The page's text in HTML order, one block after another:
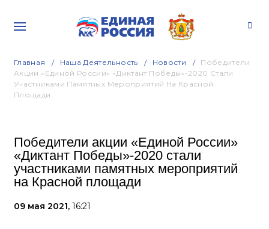
Главная Наша Деятельность Новости
Победители
Акции «Единой России» «Диктант Победы»-2020 Стали
Участниками Памятных Мероприятий На Красной
Площади
Победители акции «Единой России»
«Диктант Победы»-2020 стали
участниками памятных мероприятий
на Красной площади
09 мая 2021, 16:21